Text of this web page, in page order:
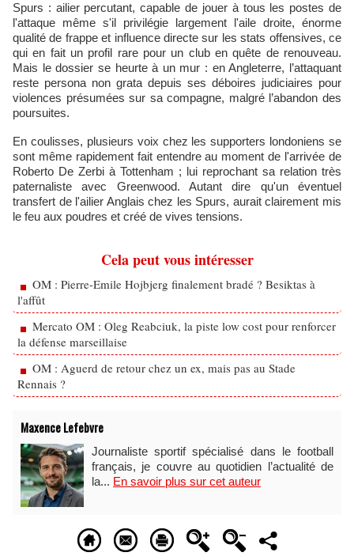
Spurs : ailier percutant, capable de jouer à tous les postes de
l'attaque même s'il privilégie largement l'aile droite, énorme
qualité de frappe et influence directe sur les stats offensives, ce
qui en fait un profil rare pour un club en quête de renouveau.
Mais le dossier se heurte à un mur : en Angleterre, l’attaquant
reste persona non grata depuis ses déboires judiciaires pour
violences présumées sur sa compagne, malgré l’abandon des
poursuites.
En coulisses, plusieurs voix chez les supporters londoniens se
sont même rapidement fait entendre au moment de l'arrivée de
Roberto De Zerbi à Tottenham ; lui reprochant sa relation très
paternaliste avec Greenwood. Autant dire qu'un éventuel
transfert de l'ailier Anglais chez les Spurs, aurait clairement mis
le feu aux poudres et créé de vives tensions.
Cela peut vous intéresser
OM : Pierre-Emile Hojbjerg finalement bradé ? Besiktas à
l'affût
Mercato OM : Oleg Reabciuk, la piste low cost pour renforcer
la défense marseillaise
OM : Aguerd de retour chez un ex, mais pas au Stade
Rennais ?
Maxence Lefebvre
Journaliste sportif spécialisé dans le football
français, je couvre au quotidien l’actualité de
la... En savoir plus sur cet auteur